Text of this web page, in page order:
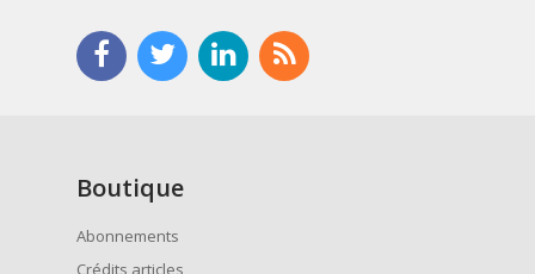
Boutique
Abonnements
Crédits articles